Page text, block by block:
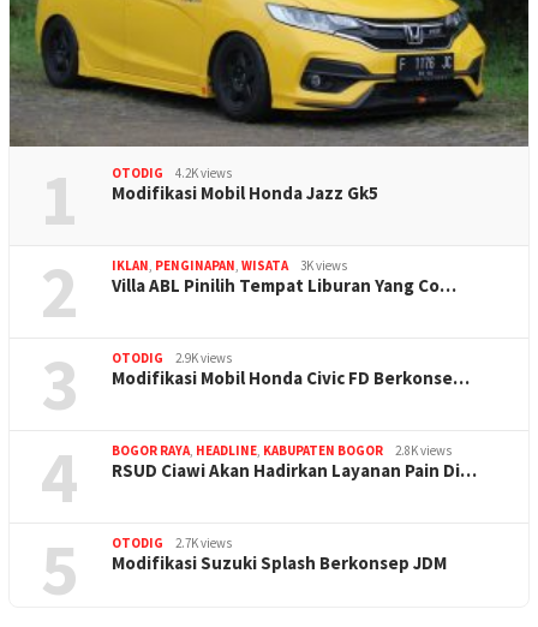
1 OTODIG 4.2K views
Modifikasi Mobil Honda Jazz Gk5
2 IKLAN, PENGINAPAN, WISATA 3K views
Villa ABL Pinilih Tempat Liburan Yang Co…
3 OTODIG 2.9K views
Modifikasi Mobil Honda Civic FD Berkonse…
4 BOGOR RAYA, HEADLINE, KABUPATEN BOGOR 2.8K views
RSUD Ciawi Akan Hadirkan Layanan Pain Di…
5 OTODIG 2.7K views
Modifikasi Suzuki Splash Berkonsep JDM